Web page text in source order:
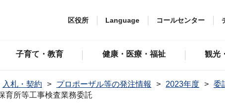
区役所 Language コールセンター
子育て・教育 健康・医療・福祉 観光
入札・契約 プロポーザル等の発注情報 2023年度 委
育所等工事検査業務委託